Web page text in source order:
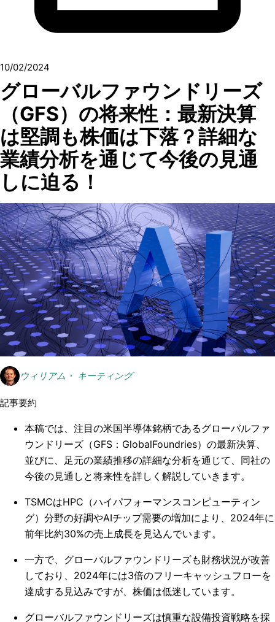
10/02/2024
グローバルファウンドリーズ
（GFS）の将来性：最新決算
は堅調も株価は下落？詳細な
業績分析を通じて今後の見通
しに迫る！
ウィリアム・ キーティング
記事要約
本稿では、注目の米国半導体銘柄であるグローバルファ
ウンドリーズ（GFS：GlobalFoundries）の最新決算、
並びに、足元の業績推移の詳細な分析を通じて、同社の
今後の見通しと将来性を詳しく解説していきます。
TSMCはHPC（ハイパフォーマンスコンピューティン
グ）分野の好調やAIチップ需要の増加により、2024年に
前年比約30%の売上成長を見込んでいます。
一方で、グローバルファウンドリーズも財務状況が改善
しており、2024年には3倍のフリーキャッシュフローを
達成する見込みですが、株価は低迷しています。
グローバルファウンドリーズは慎重な設備投資戦略を採